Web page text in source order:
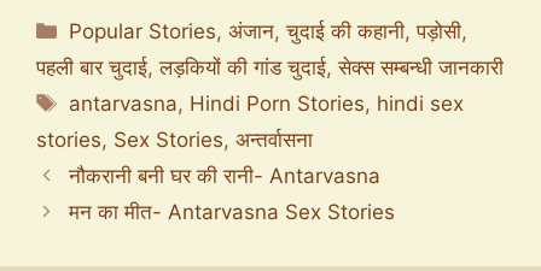
Categories
Popular Stories,अंजान,चुदाई की कहानी,पड़ोसी,
पहली बार चुदाई,लड़कियों की गांड चुदाई,सेक्स सम्बन्धी जानकारी
Tags
antarvasna, Hindi Porn Stories, hindi sex
stories, Sex Stories, अन्तर्वासना
नौकरानी बनी घर की रानी- Antarvasna
मन का मीत- Antarvasna Sex Stories